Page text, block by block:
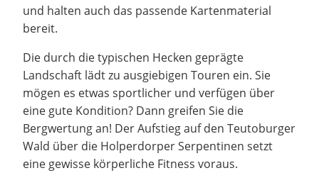
und halten auch das passende Kartenmaterial
bereit.
Die durch die typischen Hecken geprägte
Landschaft lädt zu ausgiebigen Touren ein. Sie
mögen es etwas sportlicher und verfügen über
eine gute Kondition? Dann greifen Sie die
Bergwertung an! Der Aufstieg auf den Teutoburger
Wald über die Holperdorper Serpentinen setzt
eine gewisse körperliche Fitness voraus.